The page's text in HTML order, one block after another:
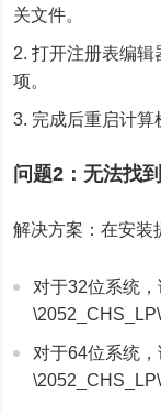
关文件。
打开注册表编辑
项。
完成后重启计算
问题2：无法找
解决方案：在安装
对于32位系统，
对于64位系统，